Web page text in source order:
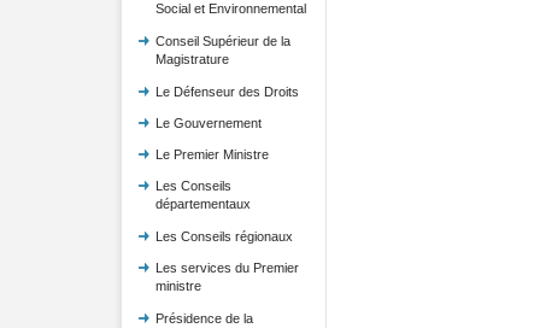
Social et Environnemental
Conseil Supérieur de la
Magistrature
Le Défenseur des Droits
Le Gouvernement
Le Premier Ministre
Les Conseils
départementaux
Les Conseils régionaux
Les services du Premier
ministre
Présidence de la